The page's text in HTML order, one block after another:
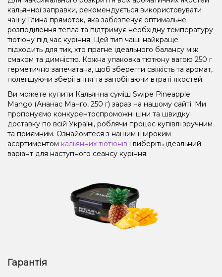
кальянної заправки, рекомендується використовувати
чашу Глина прямоток, яка забезпечує оптимальне
розподілення тепла та підтримує необхідну температуру
тютюну під час куріння. Цей тип чаші найкраще
підходить для тих, хто прагне ідеального балансу між
смаком та димністю. Кожна упаковка тютюну вагою 250 г
герметично запечатана, щоб зберегти свіжість та аромат,
полегшуючи зберігання та запобігаючи втраті якостей.
Ви можете купити Кальянна суміш Swipe Pineapple
Mango (Ананас Манго, 250 г) зараз на нашому сайті. Ми
пропонуємо конкурентоспроможні ціни та швидку
доставку по всій Україні, роблячи процес купівлі зручним
та приємним. Ознайомтеся з нашим широким
асортиментом кальянних тютюнів і виберіть ідеальний
варіант для наступного сеансу куріння.
Гарантія